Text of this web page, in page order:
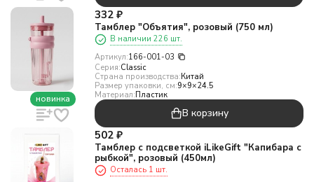
новинка
332 ₽
Тамблер "Объятия", розовый (750 мл)
В наличии 226 шт.
Артикул:166-001-03
Серия:Classic
Страна производства:Китай
Размер упаковки, см:9×9×24.5
Материал:Пластик
В корзину
502 ₽
Тамблер с подсветкой iLikeGift "Капибара с
рыбкой", розовый (450мл)
Осталась 1 шт.